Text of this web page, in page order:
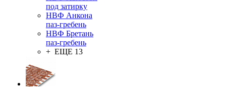
под затирку
НВФ Анкона
паз-гребень
НВФ Бретань
паз-гребень
+ ЕЩЕ 13